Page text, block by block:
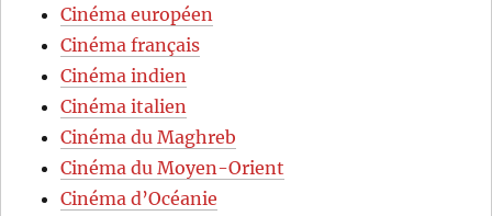
Cinéma européen
Cinéma français
Cinéma indien
Cinéma italien
Cinéma du Maghreb
Cinéma du Moyen-Orient
Cinéma d’Océanie